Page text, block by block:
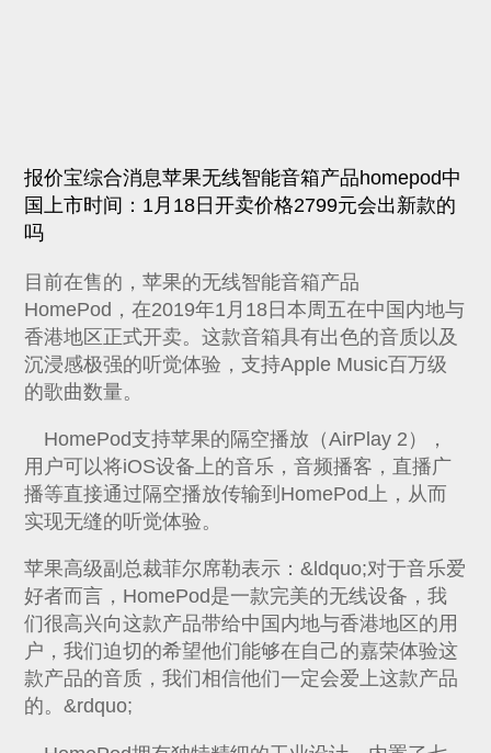
报价宝综合消息苹果无线智能音箱产品homepod中
国上市时间：1月18日开卖价格2799元会出新款的
吗
目前在售的，苹果的无线智能音箱产品
HomePod，在2019年1月18日本周五在中国内地与
香港地区正式开卖。这款音箱具有出色的音质以及
沉浸感极强的听觉体验，支持Apple Music百万级
的歌曲数量。
HomePod支持苹果的隔空播放（AirPlay 2），
用户可以将iOS设备上的音乐，音频播客，直播广
播等直接通过隔空播放传输到HomePod上，从而
实现无缝的听觉体验。
苹果高级副总裁菲尔席勒表示：&ldquo;对于音乐爱
好者而言，HomePod是一款完美的无线设备，我
们很高兴向这款产品带给中国内地与香港地区的用
户，我们迫切的希望他们能够在自己的嘉荣体验这
款产品的音质，我们相信他们一定会爱上这款产品
的。&rdquo;